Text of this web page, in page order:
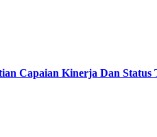
Capaian Kinerja Dan